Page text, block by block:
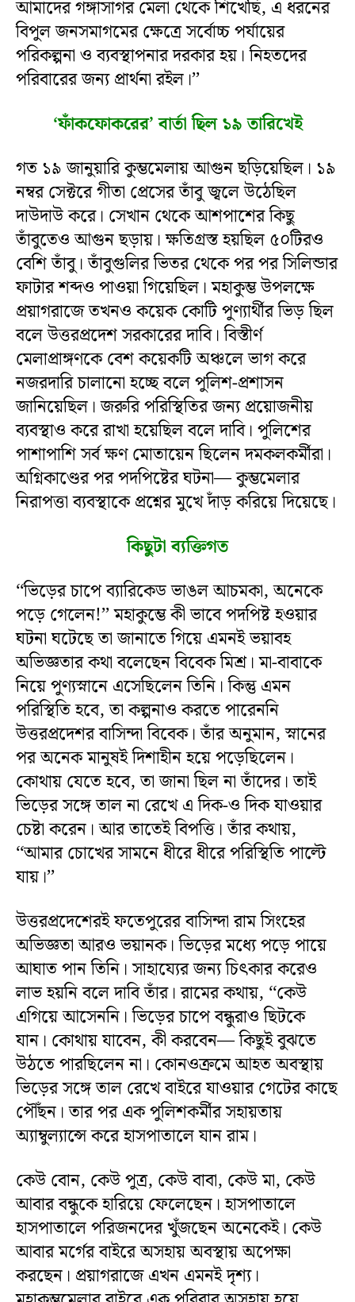
আমাদের গঙ্গাসাগর মেলা থেকে শিখেছি, এ ধরনের
বিপুল জনসমাগমের ক্ষেত্রে সর্বোচ্চ পর্যায়ের
পরিকল্পনা ও ব্যবস্থাপনার দরকার হয়। নিহতদের
পরিবারের জন্য প্রার্থনা রইল।’’
‘ফাঁকফোকরের’ বার্তা ছিল ১৯ তারিখেই
গত ১৯ জানুয়ারি কুম্ভমেলায় আগুন ছড়িয়েছিল। ১৯
নম্বর সেক্টরে গীতা প্রেসের তাঁবু জ্বলে উঠেছিল
দাউদাউ করে। সেখান থেকে আশপাশের কিছু
তাঁবুতেও আগুন ছড়ায়। ক্ষতিগ্রস্ত হয়ছিল ৫০টিরও
বেশি তাঁবু। তাঁবুগুলির ভিতর থেকে পর পর সিলিন্ডার
ফাটার শব্দও পাওয়া গিয়েছিল। মহাকুম্ভ উপলক্ষে
প্রয়াগরাজে তখনও কয়েক কোটি পুণ্যার্থীর ভিড় ছিল
বলে উত্তরপ্রদেশ সরকারের দাবি। বিস্তীর্ণ
মেলাপ্রাঙ্গণকে বেশ কয়েকটি অঞ্চলে ভাগ করে
নজরদারি চালানো হচ্ছে বলে পুলিশ-প্রশাসন
জানিয়েছিল। জরুরি পরিস্থিতির জন্য প্রয়োজনীয়
ব্যবস্থাও করে রাখা হয়েছিল বলে দাবি। পুলিশের
পাশাপাশি সর্ব ক্ষণ মোতায়েন ছিলেন দমকলকর্মীরা।
অগ্নিকাণ্ডের পর পদপিষ্টের ঘটনা— কুম্ভমেলার
নিরাপত্তা ব্যবস্থাকে প্রশ্নের মুখে দাঁড় করিয়ে দিয়েছে।
কিছুটা ব্যক্তিগত
‘‘ভিড়ের চাপে ব্যারিকেড ভাঙল আচমকা, অনেকে
পড়ে গেলেন!’’ মহাকুম্ভে কী ভাবে পদপিষ্ট হওয়ার
ঘটনা ঘটেছে তা জানাতে গিয়ে এমনই ভয়াবহ
অভিজ্ঞতার কথা বলেছেন বিবেক মিশ্র। মা-বাবাকে
নিয়ে পুণ্যস্নানে এসেছিলেন তিনি। কিন্তু এমন
পরিস্থিতি হবে, তা কল্পনাও করতে পারেননি
উত্তরপ্রদেশর বাসিন্দা বিবেক। তাঁর অনুমান, স্নানের
পর অনেক মানুষই দিশাহীন হয়ে পড়েছিলেন।
কোথায় যেতে হবে, তা জানা ছিল না তাঁদের। তাই
ভিড়ের সঙ্গে তাল না রেখে এ দিক-ও দিক যাওয়ার
চেষ্টা করেন। আর তাতেই বিপত্তি। তাঁর কথায়,
‘‘আমার চোখের সামনে ধীরে ধীরে পরিস্থিতি পাল্টে
যায়।’’
উত্তরপ্রদেশেরই ফতেপুরের বাসিন্দা রাম সিংহের
অভিজ্ঞতা আরও ভয়ানক। ভিড়ের মধ্যে পড়ে পায়ে
আঘাত পান তিনি। সাহায্যের জন্য চিৎকার করেও
লাভ হয়নি বলে দাবি তাঁর। রামের কথায়, ‘‘কেউ
এগিয়ে আসেননি। ভিড়ের চাপে বন্ধুরাও ছিটকে
যান। কোথায় যাবেন, কী করবেন— কিছুই বুঝতে
উঠতে পারছিলেন না। কোনওক্রমে আহত অবস্থায়
ভিড়ের সঙ্গে তাল রেখে বাইরে যাওয়ার গেটের কাছে
পৌঁছন। তার পর এক পুলিশকর্মীর সহায়তায়
অ্যাম্বুল্যান্সে করে হাসপাতালে যান রাম।
কেউ বোন, কেউ পুত্র, কেউ বাবা, কেউ মা, কেউ
আবার বন্ধুকে হারিয়ে ফেলেছেন। হাসপাতালে
হাসপাতালে পরিজনদের খুঁজছেন অনেকেই। কেউ
আবার মর্গের বাইরে অসহায় অবস্থায় অপেক্ষা
করছেন। প্রয়াগরাজে এখন এমনই দৃশ্য।